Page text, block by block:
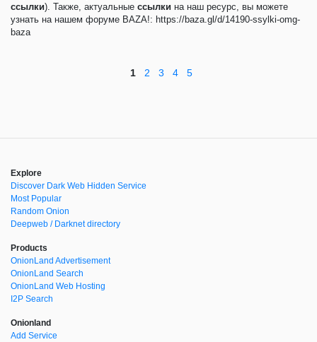
ссылки). Также, актуальные ссылки на наш ресурс, вы можете
узнать на нашем форуме BAZA!: https://baza.gl/d/14190-ssylki-omg-
baza
1 2 3 4 5
Explore
Discover Dark Web Hidden Service
Most Popular
Random Onion
Deepweb / Darknet directory
Products
OnionLand Advertisement
OnionLand Search
OnionLand Web Hosting
I2P Search
Onionland
Add Service